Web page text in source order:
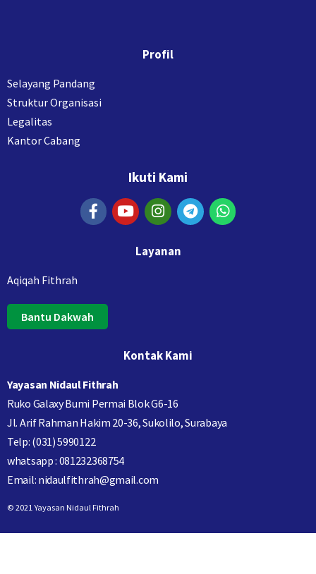
Profil
Selayang Pandang
Struktur Organisasi
Legalitas
Kantor Cabang
Ikuti Kami
Layanan
Aqiqah Fithrah
Bantu Dakwah
Kontak Kami
Yayasan Nidaul Fithrah
Ruko Galaxy Bumi Permai Blok G6-16
Jl. Arif Rahman Hakim 20-36, Sukolilo, Surabaya
Telp: (031) 5990122
whatsapp : 081232368754
Email: nidaulfithrah@gmail.com
© 2021 Yayasan Nidaul Fithrah